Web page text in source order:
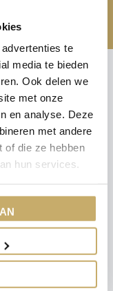
te
media te bieden
Ook delen we
met onze
en analyse. Deze
met andere
of die ze hebben
hun services.
Neem dan
invullen en